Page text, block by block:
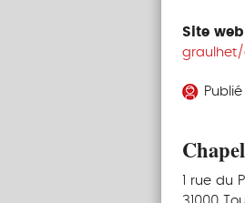
Site web
1 rue du